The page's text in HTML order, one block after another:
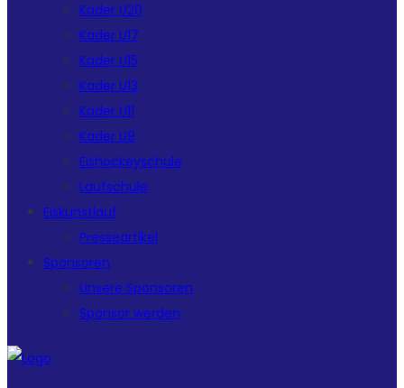
Kader U20
Kader U17
Kader U15
Kader U13
Kader U11
Kader U9
Eishockeyschule
Laufschule
Eiskunstlauf
Presseartikel
Sponsoren
Unsere Sponsoren
Sponsor werden